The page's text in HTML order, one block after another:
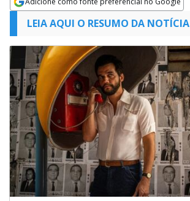
Opens in new window
LEIA AQUI O RESUMO DA NOTÍCIA